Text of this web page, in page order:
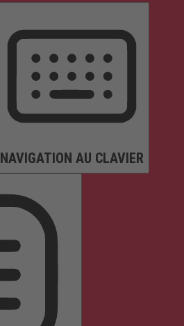
NAVIGATION AU CLAVIER